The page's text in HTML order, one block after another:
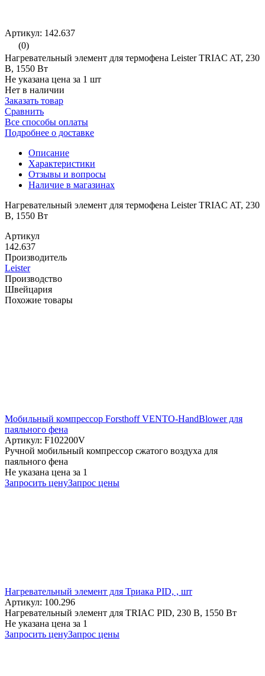
Артикул: 142.637
(0)
Нагревательный элемент для термофена Leister TRIAC AT, 230
В, 1550 Вт
Не указана цена за 1 шт
Нет в наличии
Заказать товар
Сравнить
Все способы оплаты
Подробнее о доставке
Описание
Характеристики
Отзывы и вопросы
Наличие в магазинах
Нагревательный элемент для термофена Leister TRIAC AT, 230
В, 1550 Вт
Артикул
142.637
Производитель
Leister
Производство
Швейцария
Похожие товары
Мобильный компрессор Forsthoff VENTO-HandBlower для
паяльного фена
Артикул: F102200V
Ручной мобильный компрессор сжатого воздуха для
паяльного фена
Не указана цена за 1
Запросить ценуЗапрос цены
Нагревательный элемент для Триака PID, , шт
Артикул: 100.296
Нагревательный элемент для TRIAC PID, 230 В, 1550 Вт
Не указана цена за 1
Запросить ценуЗапрос цены